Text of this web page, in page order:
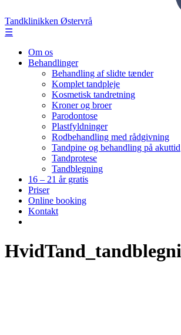
Tandklinikken Østervrå
☰
Om os
Behandlinger
Behandling af slidte tænder
Komplet tandpleje
Kosmetisk tandretning
Kroner og broer
Parodontose
Plastfyldninger
Rodbehandling med rådgivning
Tandpine og behandling på akuttid
Tandprotese
Tandblegning
16 – 21 år gratis
Priser
Online booking
Kontakt